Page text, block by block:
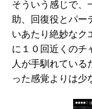
そういう感じで、
助、回復役とパー
いあたり絶妙なク
に１０回近くのチ
人が手馴れている
った感覚よりは少